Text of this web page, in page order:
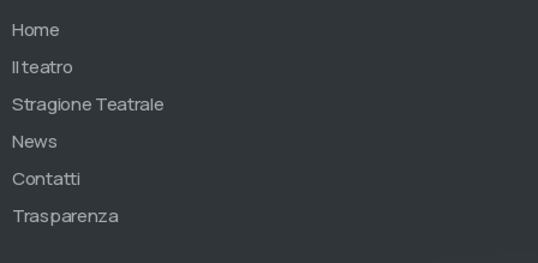
Home
Il teatro
Stragione Teatrale
News
Contatti
Trasparenza